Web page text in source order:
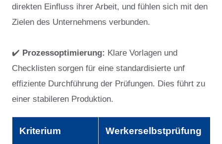
direkten Einfluss ihrer Arbeit, und fühlen sich mit den
Zielen des Unternehmens verbunden.
✔️ Prozessoptimierung: Klare Vorlagen und
Checklisten sorgen für eine standardisierte unf
effiziente Durchführung der Prüfungen. Dies führt zu
einer stabileren Produktion.
Kriterium Werkerselbstprüfung